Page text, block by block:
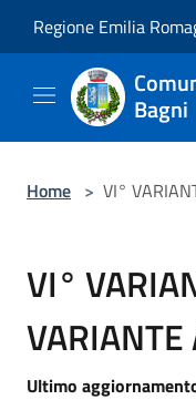
Regione Emilia
Bagni
Home > VI°
VI°
VARIANTE
Ultimo